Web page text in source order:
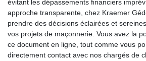
évitant les dépassements financiers
approche transparente, chez Kraemer
prendre des décisions éclairées et
vos projets de maçonnerie. Vous avez la
ce document en ligne, tout comme vous
directement contact avec nos chargés de